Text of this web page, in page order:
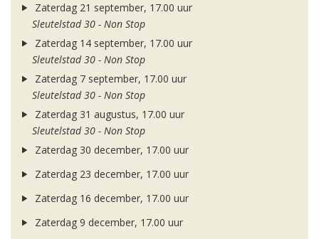
Zaterdag 21 september, 17.00 uur
Sleutelstad 30 - Non Stop
Zaterdag 14 september, 17.00 uur
Sleutelstad 30 - Non Stop
Zaterdag 7 september, 17.00 uur
Sleutelstad 30 - Non Stop
Zaterdag 31 augustus, 17.00 uur
Sleutelstad 30 - Non Stop
Zaterdag 30 december, 17.00 uur
Zaterdag 23 december, 17.00 uur
Zaterdag 16 december, 17.00 uur
Zaterdag 9 december, 17.00 uur